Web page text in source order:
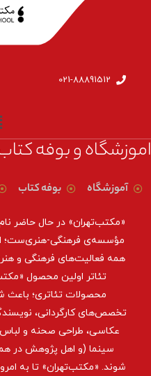
021-88891512
اموزشگاه و بوفه
آموزشگاه بوفه کتاب
«مکتب‌تهران» در حال حاضر
مؤسسه‌ی فرهنگی-هنری‌ست؛
همه‌ فعالیت‌های فرهنگی و
تئاتر اولین محصول
محصولات تئاتری؛ باعث
تخصص‌های کارگردانی،
عکاسی، طراحی ‌صحنه و
سینما (و اهل پژوهش در
شوند. «مکتب‌تهران» تا به